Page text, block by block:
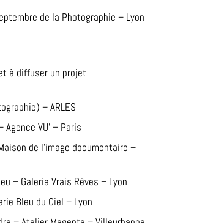
de la Photographie – Lyon
à diffuser un projet
– ARLES
VU’ – Paris
de l’image documentaire –
– Galerie Vrais Rêves – Lyon
Bleu du Ciel – Lyon